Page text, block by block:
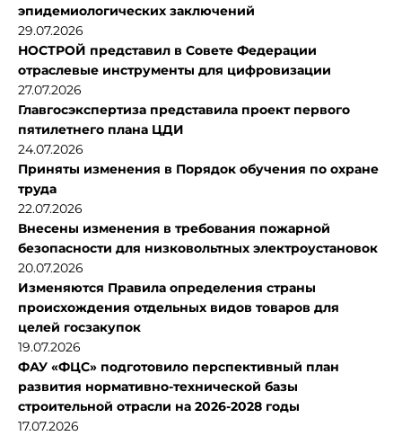
эпидемиологических заключений
29.07.2026
НОСТРОЙ представил в Совете Федерации
отраслевые инструменты для цифровизации
27.07.2026
Главгосэкспертиза представила проект первого
пятилетнего плана ЦДИ
24.07.2026
Приняты изменения в Порядок обучения по охране
труда
22.07.2026
Внесены изменения в требования пожарной
безопасности для низковольтных электроустановок
20.07.2026
Изменяются Правила определения страны
происхождения отдельных видов товаров для
целей госзакупок
19.07.2026
ФАУ «ФЦС» подготовило перспективный план
развития нормативно-технической базы
строительной отрасли на 2026-2028 годы
17.07.2026